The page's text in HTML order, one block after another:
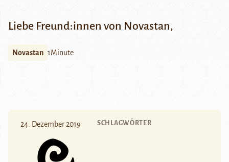
Liebe Freund:innen von Novastan,
Novastan 1Minute
24. Dezember 2019 SCHLAGWÖRTER